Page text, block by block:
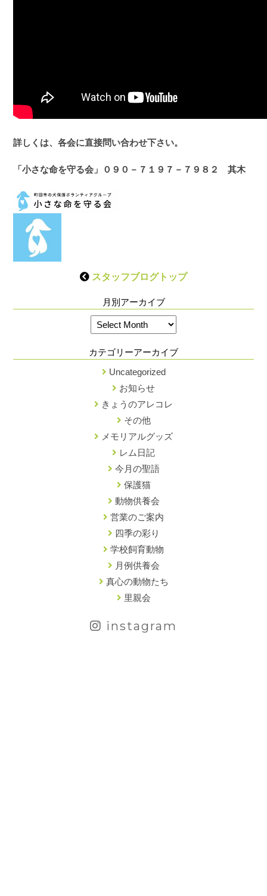
詳しくは、各会に直接問い合わせ下さい。
「小さな命を守る会」０９０－７１９７－７９８２ 其木
スタッフブログトップ
月別アーカイブ
カテゴリーアーカイブ
Uncategorized
お知らせ
きょうのアレコレ
その他
メモリアルグッズ
レム日記
今月の聖語
保護猫
動物供養会
営業のご案内
四季の彩り
学校飼育動物
月例供養会
真心の動物たち
里親会
instagram